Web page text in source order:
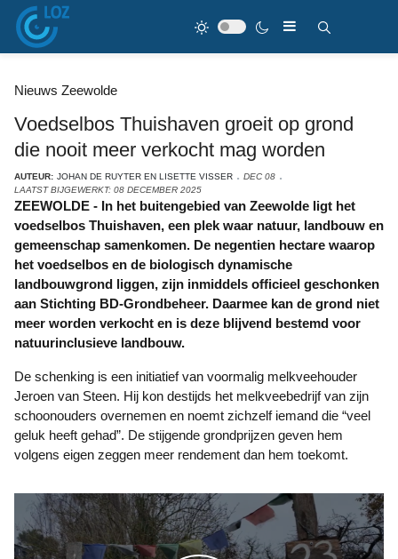
Nieuws Zeewolde
Voedselbos Thuishaven groeit op grond
die nooit meer verkocht mag worden
AUTEUR: JOHAN DE RUYTER EN LISETTE VISSER
DEC 08
LAATST BIJGEWERKT: 08 DECEMBER 2025
ZEEWOLDE - In het buitengebied van Zeewolde ligt het
voedselbos Thuishaven, een plek waar natuur, landbouw en
gemeenschap samenkomen. De negentien hectare waarop
het voedselbos en de biologisch dynamische
landbouwgrond liggen, zijn inmiddels officieel geschonken
aan Stichting BD-Grondbeheer. Daarmee kan de grond niet
meer worden verkocht en is deze blijvend bestemd voor
natuurinclusieve landbouw.
De schenking is een initiatief van voormalig melkveehouder
Jeroen van Steen. Hij kon destijds het melkveebedrijf van zijn
schoonouders overnemen en noemt zichzelf iemand die “veel
geluk heeft gehad”. De stijgende grondprijzen geven hem
volgens eigen zeggen meer rendement dan hem toekomt.